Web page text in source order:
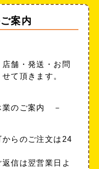
案内
舗・発送・お問
て頂きます。
業のご案内 －
らのご注文は24
信は翌営業日よ